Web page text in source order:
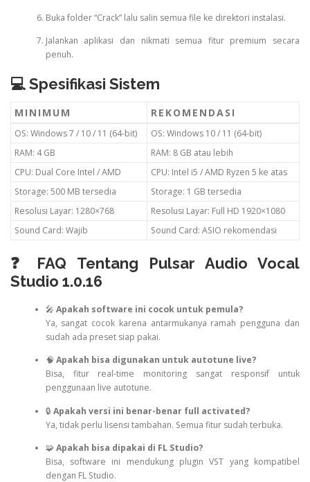
Buka folder “Crack” lalu salin semua file ke direktori instalasi.
Jalankan aplikasi dan nikmati semua fitur premium secara
penuh.
💻 Spesifikasi Sistem
MINIMUM REKOMENDASI
OS: Windows 7 / 10 / 11 (64-bit)
OS: Windows 10 / 11 (64-bit)
RAM: 4 GB
RAM: 8 GB atau lebih
CPU: Dual Core Intel / AMD
CPU: Intel i5 / AMD Ryzen 5 ke atas
Storage: 500 MB tersedia
Storage: 1 GB tersedia
Resolusi Layar: 1280×768
Resolusi Layar: Full HD 1920×1080
Sound Card: Wajib
Sound Card: ASIO rekomendasi
❓ FAQ Tentang Pulsar Audio Vocal
Studio 1.0.16
🎤Apakah software ini cocok untuk pemula?
Ya, sangat cocok karena antarmukanya ramah pengguna dan
sudah ada preset siap pakai.
🧠 Apakah bisa digunakan untuk autotune live?
Bisa, fitur real-time monitoring sangat responsif untuk
penggunaan live autotune.
🔒 Apakah versi ini benar-benar full activated?
Ya, tidak perlu lisensi tambahan. Semua fitur sudah terbuka.
🧩Apakah bisa dipakai di FL Studio?
Bisa, software ini mendukung plugin VST yang kompatibel
dengan FL Studio.